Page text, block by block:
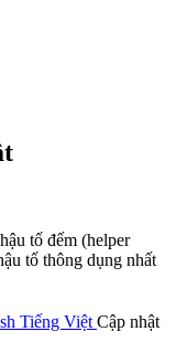
tố đếm (helper
tố thông dụng nhất
Tiếng Việt Cập nhật